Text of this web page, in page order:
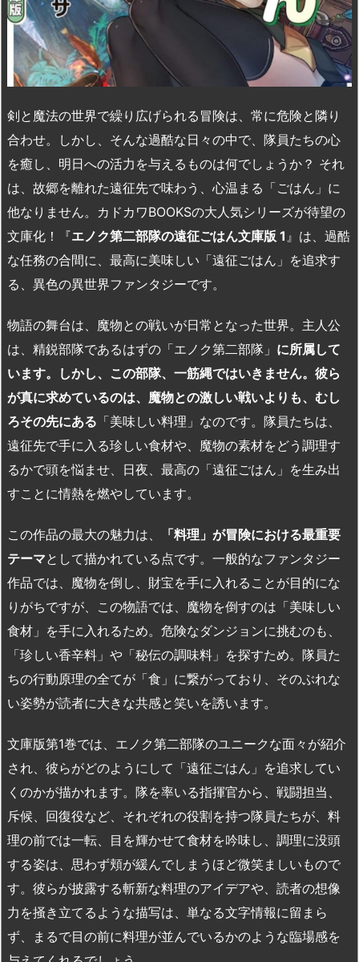
剣と魔法の世界で繰り広げられる冒険は、常に危険と隣り
合わせ。しかし、そんな過酷な日々の中で、隊員たちの心
を癒し、明日への活力を与えるものは何でしょうか？ それ
は、故郷を離れた遠征先で味わう、心温まる「ごはん」に
他なりません。カドカワBOOKSの大人気シリーズが待望の
文庫化！『エノク第二部隊の遠征ごはん文庫版 1 』は、過酷
な任務の合間に、最高に美味しい「遠征ごはん」を追求す
る、異色の異世界ファンタジーです。
物語の舞台は、魔物との戦いが日常となった世界。主人公
は、精鋭部隊であるはずの「エノク第二部隊」 に所属して
います。しかし、この部隊、一筋縄ではいきません。彼ら
が真に求めているのは、魔物との激しい戦いよりも、むし
ろその先にある 「美味しい料理」なのです。隊員たちは、
遠征先で手に入る珍しい食材や、魔物の素材をどう調理す
るかで頭を悩ませ、日夜、最高の「遠征ごはん」を生み出
すことに情熱を燃やしています。
この作品の最大の魅力は、
「料理」が冒険における最重要
テーマとして描かれている点です。一般的なファンタジー
作品では、魔物を倒し、財宝を手に入れることが目的にな
りがちですが、この物語では、魔物を倒すのは「美味しい
食材」を手に入れるため。危険なダンジョンに挑むのも、
「珍しい香辛料」や「秘伝の調味料」を探すため。隊員た
ちの行動原理の全てが「食」に繋がっており、そのぶれな
い姿勢が読者に大きな共感と笑いを誘います。
文庫版第1巻では、エノク第二部隊のユニークな面々が紹介
され、彼らがどのようにして「遠征ごはん」を追求してい
くのかが描かれます。隊を率いる指揮官から、戦闘担当、
斥候、回復役など、それぞれの役割を持つ隊員たちが、料
理の前では一転、目を輝かせて食材を吟味し、調理に没頭
する姿は、思わず頬が緩んでしまうほど微笑ましいもので
す。彼らが披露する斬新な料理のアイデアや、読者の想像
力を掻き立てるような描写は、単なる文字情報に留まら
ず、まるで目の前に料理が並んでいるかのような臨場感を